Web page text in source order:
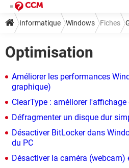
Informatique Windows Fiches
Optimisation
Améliorer les performances
graphique)
ClearType : améliorer
Défragmenter un disque dur
Désactiver BitLocker dans
du PC
Désactiver la caméra